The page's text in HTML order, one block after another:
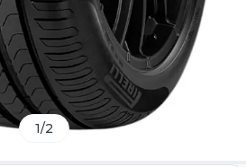
1/2